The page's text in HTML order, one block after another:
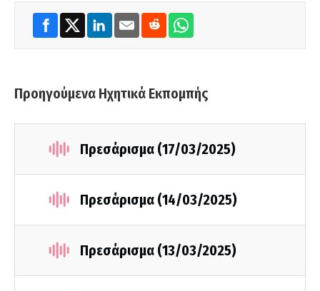
Προηγούμενα Ηχητικά Εκπομπής
Πρεσάρισμα (17/03/2025)
Πρεσάρισμα (14/03/2025)
Πρεσάρισμα (13/03/2025)